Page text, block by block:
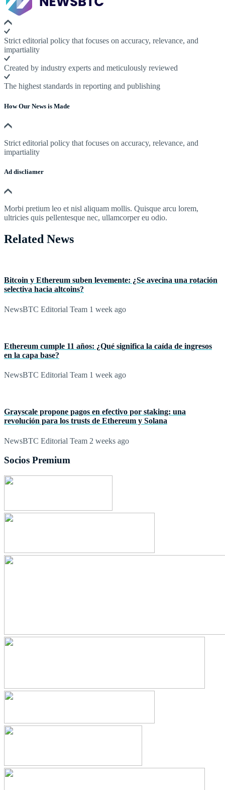
Strict editorial policy that focuses on accuracy, relevance, and
impartiality
Created by industry experts and meticulously reviewed
The highest standards in reporting and publishing
How Our News is Made
Strict editorial policy that focuses on accuracy, relevance, and
impartiality
Ad discliamer
Morbi pretium leo et nisl aliquam mollis. Quisque arcu lorem,
ultricies quis pellentesque nec, ullamcorper eu odio.
Related News
Bitcoin y Ethereum suben levemente: ¿Se avecina una rotación
selectiva hacia altcoins?
NewsBTC Editorial Team 1 week ago
Ethereum cumple 11 años: ¿Qué significa la caída de ingresos
en la capa base?
NewsBTC Editorial Team 1 week ago
Grayscale propone pagos en efectivo por staking: una
revolución para los trusts de Ethereum y Solana
NewsBTC Editorial Team 2 weeks ago
Socios Premium